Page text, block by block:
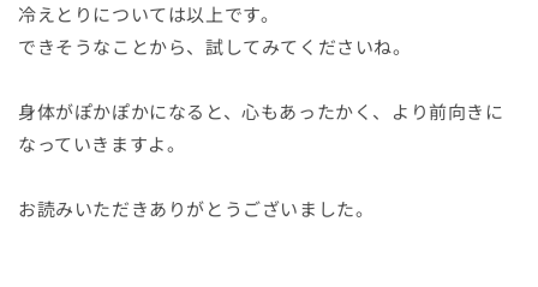
冷えとりについては以上です。
できそうなことから、試してみてくださいね。
身体がぽかぽかになると、心もあったかく、より前向きに
なっていきますよ。
お読みいただきありがとうございました。